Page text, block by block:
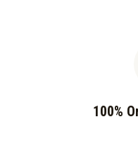
100%